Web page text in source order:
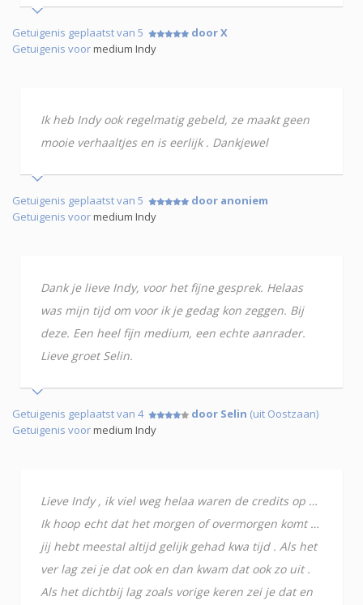
Getuigenis geplaatst van 5
door X
Getuigenis voormedium Indy
Ik heb Indy ook regelmatig gebeld, ze maakt geen
mooie verhaaltjes en is eerlijk . Dankjewel
Getuigenis geplaatst van 5
door anoniem
Getuigenis voormedium Indy
Dank je lieve Indy, voor het fijne gesprek. Helaas
was mijn tijd om voor ik je gedag kon zeggen. Bij
deze. Een heel fijn medium, een echte aanrader.
Lieve groet Selin.
Getuigenis geplaatst van 4 door Selin (uit Oostzaan)
Getuigenis voormedium Indy
Lieve Indy , ik viel weg helaa waren de credits op …
Ik hoop echt dat het morgen of overmorgen komt …
jij hebt meestal altijd gelijk gehad kwa tijd . Als het
ver lag zei je dat ook en dan kwam dat ook zo uit .
Als het dichtbij lag zoals vorige keren zei je dat en